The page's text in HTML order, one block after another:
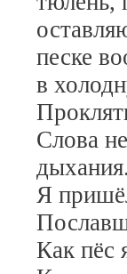
песке
в
Слова
дыхания.
Я
Как пёс